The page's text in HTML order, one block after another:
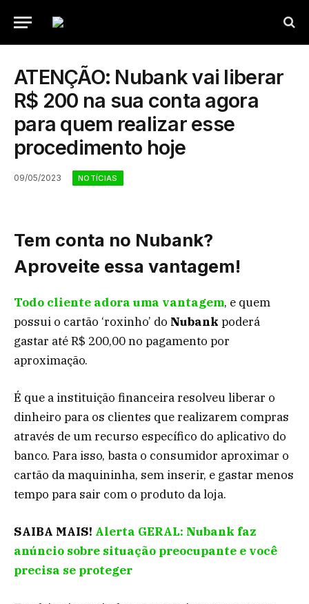
ATENÇÃO: Nubank vai liberar
R$ 200 na sua conta agora
para quem realizar esse
procedimento hoje
09/05/2023 NOTÍCIAS
Tem conta no Nubank?
Aproveite essa vantagem!
Todo cliente adora uma vantagem, e quem
possui o cartão ‘roxinho’ do Nubank poderá
gastar até R$ 200,00 no pagamento por
aproximação.
É que a instituição financeira resolveu liberar o
dinheiro para os clientes que realizarem compras
através de um recurso específico do aplicativo do
banco. Para isso, basta o consumidor aproximar o
cartão da maquininha, sem inserir, e gastar menos
tempo para sair com o produto da loja.
SAIBA MAIS! Alerta GERAL: Nubank faz
anúncio sobre situação preocupante e você
precisa se proteger